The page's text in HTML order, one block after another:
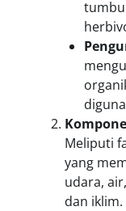
Meliputi
yang
udara,
dan iklim.